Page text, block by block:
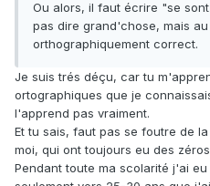
Ou alors, il faut écrire "se
pas dire grand'chose, mais
orthographiquement correct.
Je suis trés déçu, car tu
ortographiques que je
l'apprend pas vraiment.
Et tu sais, faut pas se foutre de
moi, qui ont toujours eu des
Pendant toute ma scolarité j'ai